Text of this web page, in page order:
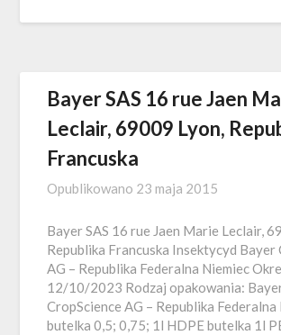
Bayer SAS 16 rue Jaen
Leclair, 69009 Lyon,
Francuska
Opublikowano 23 maja 2015
Bayer SAS 16 rue Jaen Marie Leclair,
Republika Francuska Insektycyd Bayer
AG – Republika Federalna Niemiec
12/10/2023 Rodzaj opakowania:
CropScience AG – Republika Federalna
butelka 0,5; 0,75; 1l HDPE butelka 1l